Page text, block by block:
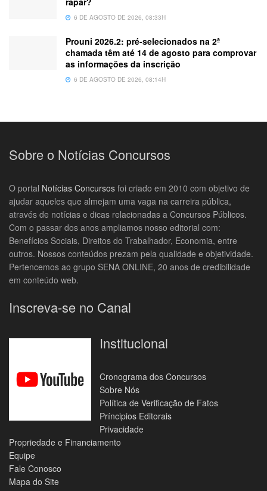
6 DE AGOSTO DE 2026, 08:33H
Prouni 2026.2: pré-selecionados na 2ª
chamada têm até 14 de agosto para comprovar
as informações da inscrição
6 DE AGOSTO DE 2026, 08:14H
Sobre o Notícias Concursos
O portal Notícias Concursos foi criado em 2010 com objetivo de
ajudar aqueles que almejam uma vaga na carreira pública,
através de notícias e dicas relacionadas a Concursos Públicos.
Com o passar dos anos ampliamos nosso editorial com:
Benefícios Sociais, Direitos do Trabalhador, Economia, entre
outros. Nossos conteúdos prezam pela qualidade e objetividade.
Pertencemos ao grupo SENA ONLINE, 20 anos de credibilidade
em conteúdo web.
Inscreva-se no Canal
Institucional
Cronograma dos Concursos
Sobre Nós
Política de Verificação de Fatos
Príncipios Editorais
Privacidade
Propriedade e Financiamento
Equipe
Fale Conosco
Mapa do Site